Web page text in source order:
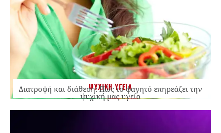
ΨΥΧΙΚΗ ΥΓΕΙΑ
Διατροφή και διάθεση: Πώς το φαγητό επηρεάζει την
ψυχική μας υγεία